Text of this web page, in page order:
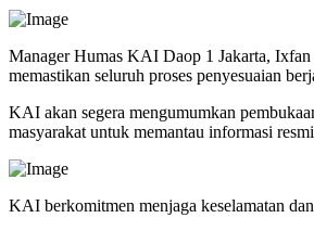
Manager Humas KAI Daop 1 Jakarta,
memastikan seluruh proses penyesuaian
KAI akan segera mengumumkan
masyarakat untuk memantau informasi
KAI berkomitmen menjaga keselamatan